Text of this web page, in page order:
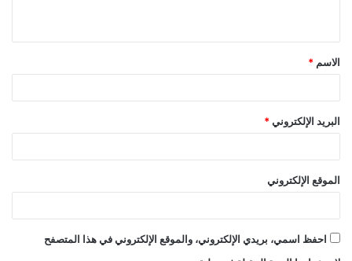
ق
*
الاسم *
البريد الإلكتروني *
الموقع الإلكتروني
احفظ اسمي، بريدي الإلكتروني، والموقع الإلكتروني في هذا المتصفح